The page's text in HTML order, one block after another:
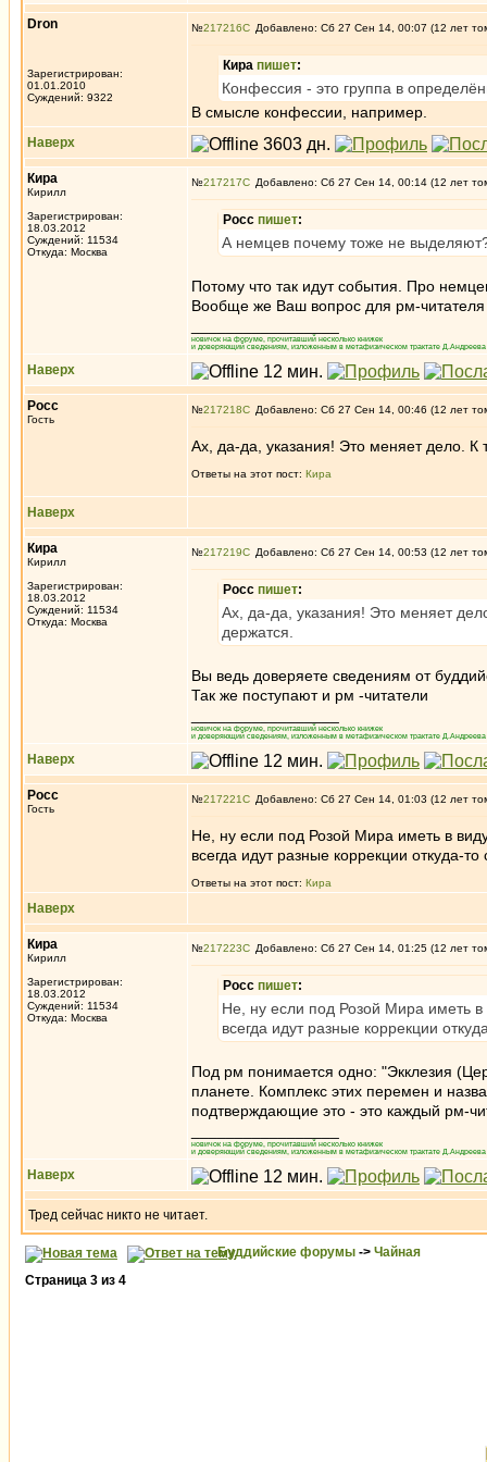
Dron
Зарегистрирован:
01.01.2010
Суждений: 9322
№217216 Добавлено: Сб 27 Сен 14, 00:07 (12 лет
Кира пишет:
Конфессия - это группа в
В смысле конфессии, например.
Наверх
Кира
Кирилл
Зарегистрирован:
18.03.2012
Суждений: 11534
Откуда: Москва
№217217 Добавлено: Сб 27 Сен 14, 00:14 (12 лет
Росс пишет:
А немцев почему тоже не
Потому что так идут события. Про
Вообще же Ваш вопрос для рм-
новичок на форуме, прочитавший несколько книжек
и доверяющий сведениям, изложенным в метафизическом трактате
Наверх
Росс
Гость
№217218 Добавлено: Сб 27 Сен 14, 00:46 (12 лет
Ах, да-да, указания! Это меняет дело.
Ответы на этот пост: Кира
Наверх
Кира
Кирилл
Зарегистрирован:
18.03.2012
Суждений: 11534
Откуда: Москва
№217219 Добавлено: Сб 27 Сен 14, 00:53 (12 лет
Росс пишет:
Ах, да-да, указания! Это меняет
держатся.
Вы ведь доверяете сведениям от
Так же поступают и рм -читатели
новичок на форуме, прочитавший несколько книжек
и доверяющий сведениям, изложенным в метафизическом трактате
Наверх
Росс
Гость
№217221 Добавлено: Сб 27 Сен 14, 01:03 (12 лет
Не, ну если под Розой Мира иметь в
всегда идут разные коррекции откуда-
Ответы на этот пост: Кира
Наверх
Кира
Кирилл
Зарегистрирован:
18.03.2012
Суждений: 11534
Откуда: Москва
№217223 Добавлено: Сб 27 Сен 14, 01:25 (12 лет
Росс пишет:
Не, ну если под Розой Мира иметь в
всегда идут разные коррекции
Под рм понимается одно: "Экклезия
планете. Комплекс этих перемен и
подтверждающие это - это каждый рм-
новичок на форуме, прочитавший несколько книжек
и доверяющий сведениям, изложенным в метафизическом трактате
Наверх
Тред сейчас никто не читает.
Буддийские форумы -> Чайная
Страница 3 из 4